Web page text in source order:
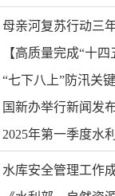
母亲河复苏行动三
【高质量完成“十
“七下八上”防汛关
国新办举行新闻发
2025年第一季度水
水库安全管理工作